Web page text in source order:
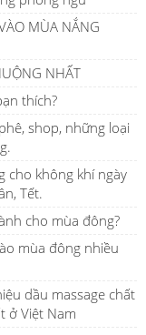
MÙA NẮNG
NHẤT
thích?
shop, những loại
cho không khí ngày
Tết.
cho mùa đông?
mùa đông nhiều
dầu massage chất
ở Việt Nam